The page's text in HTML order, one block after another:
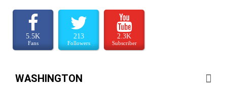
5.5K
Fans
213
Followers
2.3K
Subscriber
WASHINGTON